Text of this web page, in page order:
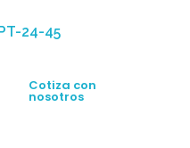
PT-24-45
Cotiza con
nosotros